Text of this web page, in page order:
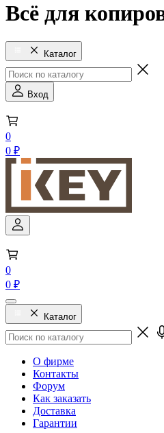
Всё для
Каталог
Вход
0
0 ₽
0
0 ₽
Каталог
О фирме
Контакты
Форум
Как заказать
Доставка
Гарантии